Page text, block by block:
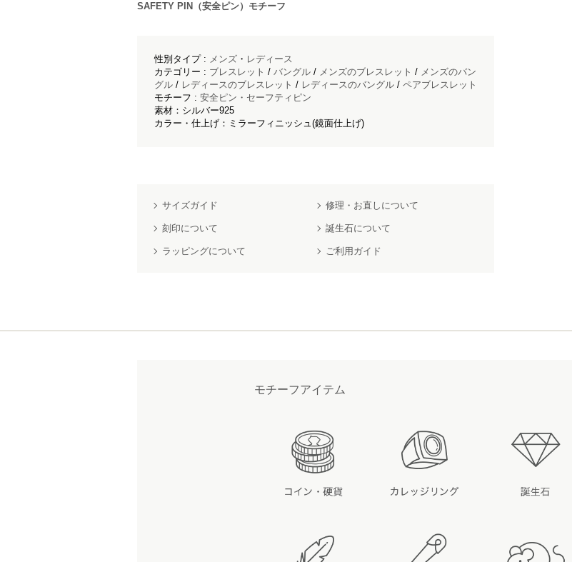
SAFETY PIN（安全ピン）モチーフ
性別タイプ : メンズ ・ レディース
カテゴリー : ブレスレット / バングル / メンズのブレスレット / メンズのバン
グル / レディースのブレスレット / レディースのバングル / ペアブレスレット
モチーフ : 安全ピン・セーフティピン
素材：シルバー925
カラー・仕上げ：ミラーフィニッシュ(鏡面仕上げ)
サイズガイド 修理・お直しについて
刻印について 誕生石について
ラッピングについて ご利用ガイド
モチーフアイテム